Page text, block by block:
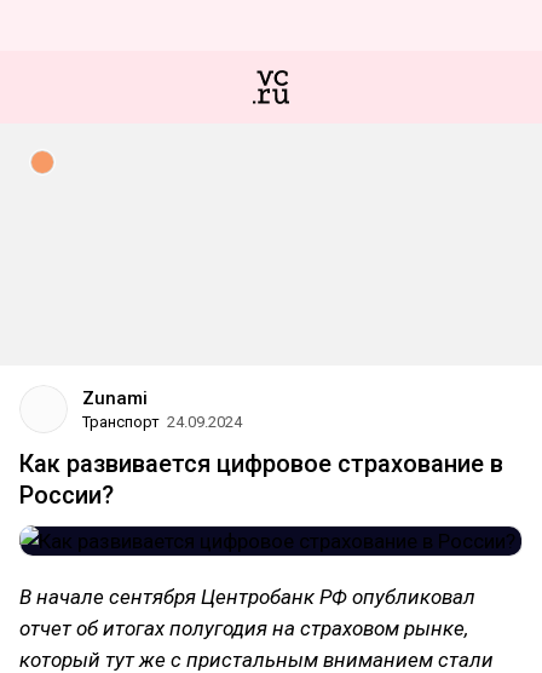
Zunami
Транспорт 24.09.2024
Как развивается цифровое страхование в
России?
В начале сентября Центробанк РФ опубликовал
отчет об итогах полугодия на страховом рынке,
который тут же с пристальным вниманием стали